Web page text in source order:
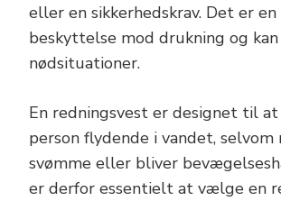
eller en sikkerhedskrav. Det er
beskyttelse mod drukning og
nødsituationer.
En redningsvest er designet til
person flydende i vandet, selvom
svømme eller bliver
er derfor essentielt at vælge en